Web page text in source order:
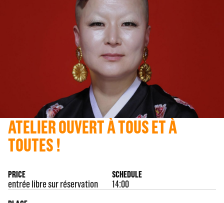
ATELIER OUVERT À TOUS ET À
TOUTES !
PRICE
entrée libre sur réservation
SCHEDULE
14:00